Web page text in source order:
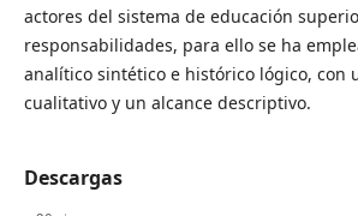
actores del sistema de educación
responsabilidades, para ello se ha
analítico sintético e histórico lógico, con
cualitativo y un alcance descriptivo.
Descargas